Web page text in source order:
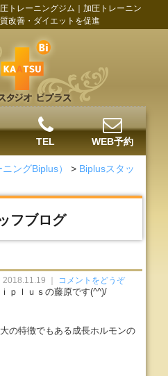
トレーニングジム｜加圧トレーニン
改善・ダイエットを促進
TEL WEB予約
ングBiplus） > Biplusスタッ
フブログ
｜ コメントをどうぞ
ｐｌｕｓの藤原です(^^)/
の特徴でもある成長ホルモンの